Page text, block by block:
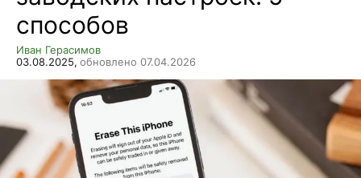
способов
Иван Герасимов
03.08.2025, обновлено 07.04.2026